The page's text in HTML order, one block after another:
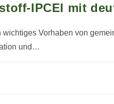
IPCEI mit
Vorhaben von
und…